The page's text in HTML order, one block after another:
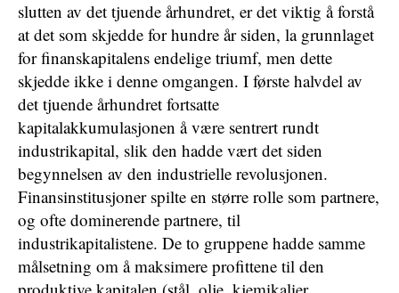
slutten av det tjuende århundret, er det viktig å forstå
at det som skjedde for hundre år siden, la grunnlaget
for finanskapitalens endelige triumf, men dette
skjedde ikke i denne omgangen. I første halvdel av
det tjuende århundret fortsatte
kapitalakkumulasjonen å være sentrert rundt
industrikapital, slik den hadde vært det siden
begynnelsen av den industrielle revolusjonen.
Finansinstitusjoner spilte en større rolle som partnere,
og ofte dominerende partnere, til
industrikapitalistene. De to gruppene hadde samme
målsetning om å maksimere profittene til den